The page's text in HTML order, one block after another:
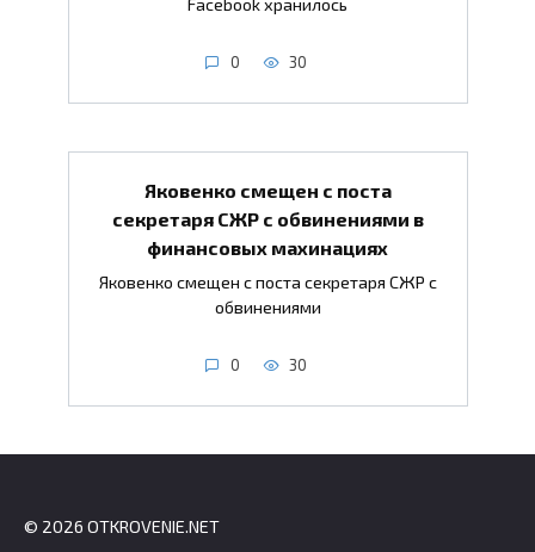
Facebook хранилось
0 30
Яковенко смещен с поста
секретаря СЖР с обвинениями в
финансовых махинациях
Яковенко смещен с поста секретаря СЖР с
обвинениями
0 30
© 2026 OTKROVENIE.NET